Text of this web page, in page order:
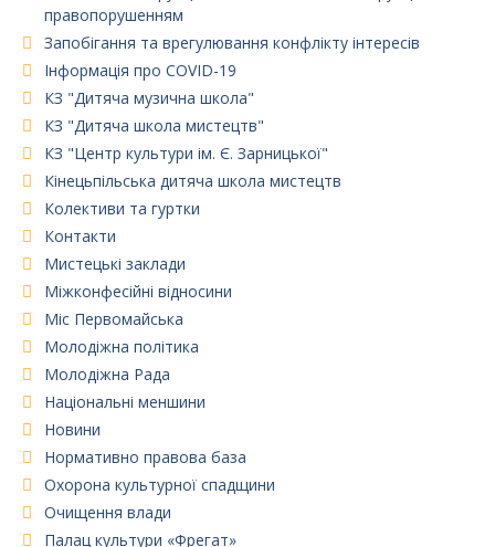
правопорушенням
Запобігання та врегулювання конфлікту інтересів
Інформація про COVID-19
КЗ "Дитяча музична школа"
КЗ "Дитяча школа мистецтв"
КЗ "Центр культури ім. Є. Зарницької"
Кінецьпільська дитяча школа мистецтв
Колективи та гуртки
Контакти
Мистецькі заклади
Міжконфесійні відносини
Міс Первомайська
Молодіжна політика
Молодіжна Рада
Національні меншини
Новини
Нормативно правова база
Охорона культурної спадщини
Очищення влади
Палац культури «Фрегат»